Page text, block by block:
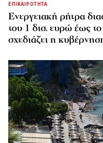
ΕΠΙΚΑΙΡΟΤΗΤΑ
Ενεργειακή ρήτρα
του 1 δισ. ευρώ έως
σχεδιάζει η